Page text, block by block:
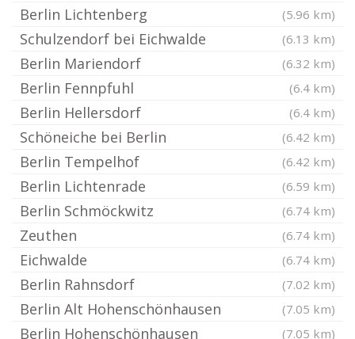
Berlin Lichtenberg (5.96 km)
Schulzendorf bei Eichwalde (6.13 km)
Berlin Mariendorf (6.32 km)
Berlin Fennpfuhl (6.4 km)
Berlin Hellersdorf (6.4 km)
Schöneiche bei Berlin (6.42 km)
Berlin Tempelhof (6.42 km)
Berlin Lichtenrade (6.59 km)
Berlin Schmöckwitz (6.74 km)
Zeuthen (6.74 km)
Eichwalde (6.74 km)
Berlin Rahnsdorf (7.02 km)
Berlin Alt Hohenschönhausen (7.05 km)
Berlin Hohenschönhausen (7.05 km)